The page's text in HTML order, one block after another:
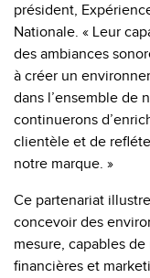
président,
Nationale. « Leur
des ambiances
à créer un
dans l’ensemble de
continuerons
clientèle et de
notre marque. »
Ce partenariat
concevoir des
mesure, capables
financières et